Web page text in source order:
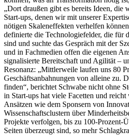
„Dort draußen gibt es bereits Ideen, die
Start-ups, denen wir mit unserer
nötigen Skaleneffekten verhelfen
definierte die Technologiefelder, die für
sind und suchte das Gespräch mit der
und in Fachmedien offen die eigenen
signalisierte Bereitschaft und Agilität –
Resonanz: „Mittlerweile laufen uns 80
Geschäftsanbahnungen von alleine zu.
finden“, berichtet Schwabe nicht ohne
in Start-ups hat viele Facetten und
Ansätzen wie dem Sponsern von
Wissenschaftsclustern über
Projekte verfolgen, bis zu 100-Prozent-
Seiten überzeugt sind, so mehr